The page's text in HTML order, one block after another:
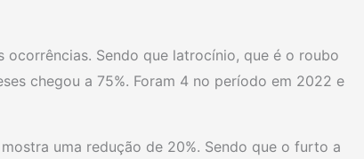
Sendo que latrocínio, que é o roubo
chegou a 75%. Foram 4 no período em 2022 e
uma redução de 20%. Sendo que o furto a